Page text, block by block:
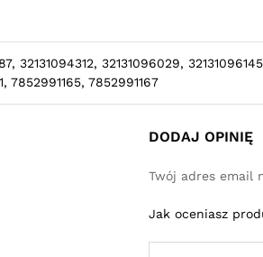
32131094312, 32131096029,
7852991165, 7852991167
DODAJ OPINIĘ
Twój adres email
Jak oceniasz